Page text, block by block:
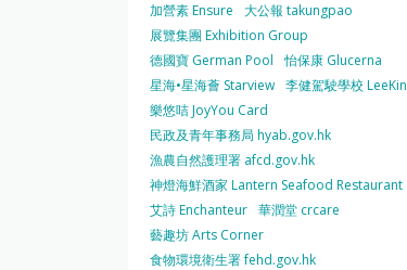
加營素 Ensure
大公報 takungpao
展覽集團 Exhibition Group
德國寶 German Pool
怡保康 Glucerna
星海•星海薈 Starview 李健駕駛學校 LeeKin
樂悠咭 JoyYou Card
民政及青年事務局 hyab.gov.hk
漁農自然護理署 afcd.gov.hk
神燈海鮮酒家 Lantern Seafood Restaurant
艾詩 Enchanteur 華潤堂 crcare
藝趣坊 Arts Corner
食物環境衛生署 fehd.gov.hk